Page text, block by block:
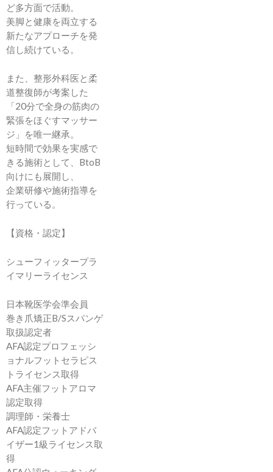
ど多方面で活動。
美脚と健康を両立する
新たなアプローチを発
信し続けている。
また、整形外科医と柔
道整復師が考案した
「20分で全身の筋肉の
緊張をほぐすマッサー
ジ」を唯一継承。
短時間で効果を実感で
きる施術として、BtoB
向けにも展開し、
企業研修や施術指導を
行っている。
【資格・認定】
シューフィッタープラ
イマリーライセンス
日本靴医学会準会員
巻き爪矯正B/Sスパンゲ
取扱認定者
AFA認定プロフェッシ
ョナルフットセラピス
トライセンス取得
AFA主催フットアロマ
認定取得
調理師・栄養士
AFA認定フットアドバ
イザー1級ライセンス取
得